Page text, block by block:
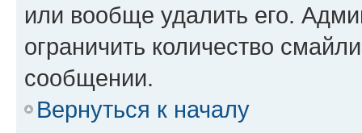
или вообще удалить его.
ограничить количество
сообщении.
Вернуться к началу